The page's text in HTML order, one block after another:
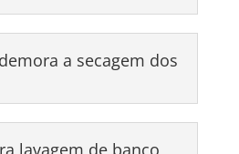
a secagem dos
lavagem de banco